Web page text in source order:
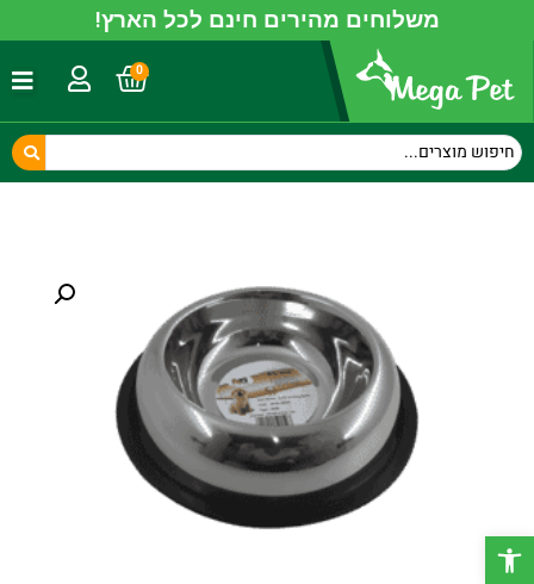
פתח סרגל נגישות
משלוחים מהירים חינם לכל הארץ!
0